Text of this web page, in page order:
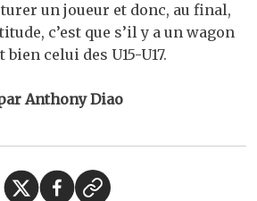
un joueur et donc, au final,
c’est que s’il y a un wagon
bien celui des U15-U17.
Anthony Diao